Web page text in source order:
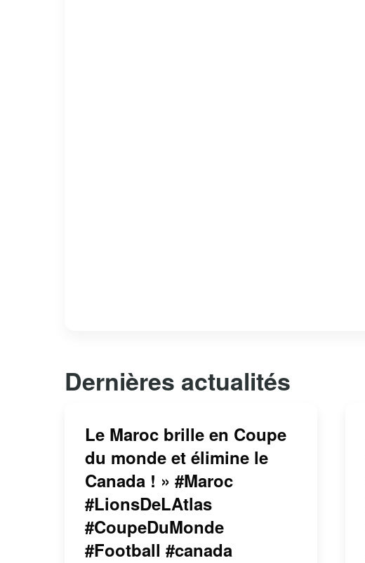
Dernières actualités
Le Maroc brille en Coupe
du monde et élimine le
Canada ! » #Maroc
#LionsDeLAtlas
#CoupeDuMonde
#Football #canada